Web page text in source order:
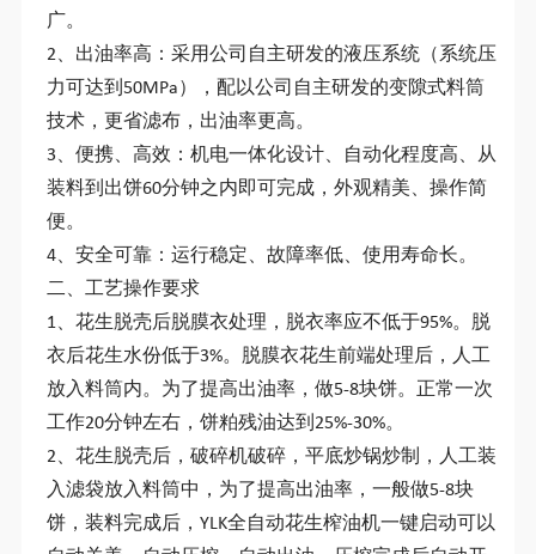
广。
2、出油率高：采用公司自主研发的液压系统（系统压
力可达到50MPa），配以公司自主研发的变隙式料筒
技术，更省滤布，出油率更高。
3、便携、高效：机电一体化设计、自动化程度高、从
装料到出饼60分钟之内即可完成，外观精美、操作简
便。
4、安全可靠：运行稳定、故障率低、使用寿命长。
二、工艺操作要求
1、花生脱壳后脱膜衣处理，脱衣率应不低于95%。脱
衣后花生水份低于3%。脱膜衣花生前端处理后，人工
放入料筒内。为了提高出油率，做5-8块饼。正常一次
工作20分钟左右，饼粕残油达到25%-30%。
2、花生脱壳后，破碎机破碎，平底炒锅炒制，人工装
入滤袋放入料筒中，为了提高出油率，一般做5-8块
饼，装料完成后，YLK全自动花生榨油机一键启动可以